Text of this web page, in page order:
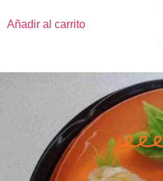
Añadir al carrito